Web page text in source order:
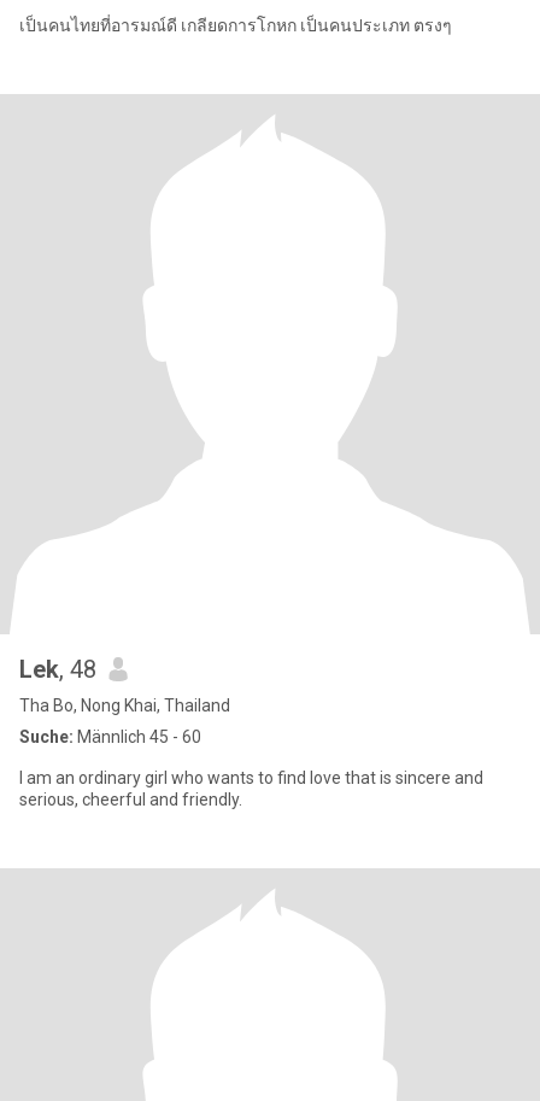
เป็นคนไทยที่อารมณ์ดี เกลียดการโกหก เป็นคนประเภท ตรงๆ
Lek, 48
Tha Bo, Nong Khai, Thailand
Suche: Männlich 45 - 60
I am an ordinary girl who wants to find love that is sincere and
serious, cheerful and friendly.